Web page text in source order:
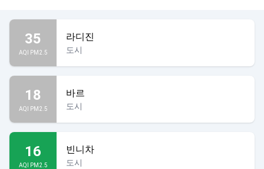
35
AQI PM2.5
라디진
도시
18
AQI PM2.5
바르
도시
16
AQI PM2.5
빈니차
도시